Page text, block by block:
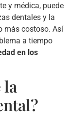
y médica, puede
dentales y la
más costoso. Así
a tiempo
en los
la